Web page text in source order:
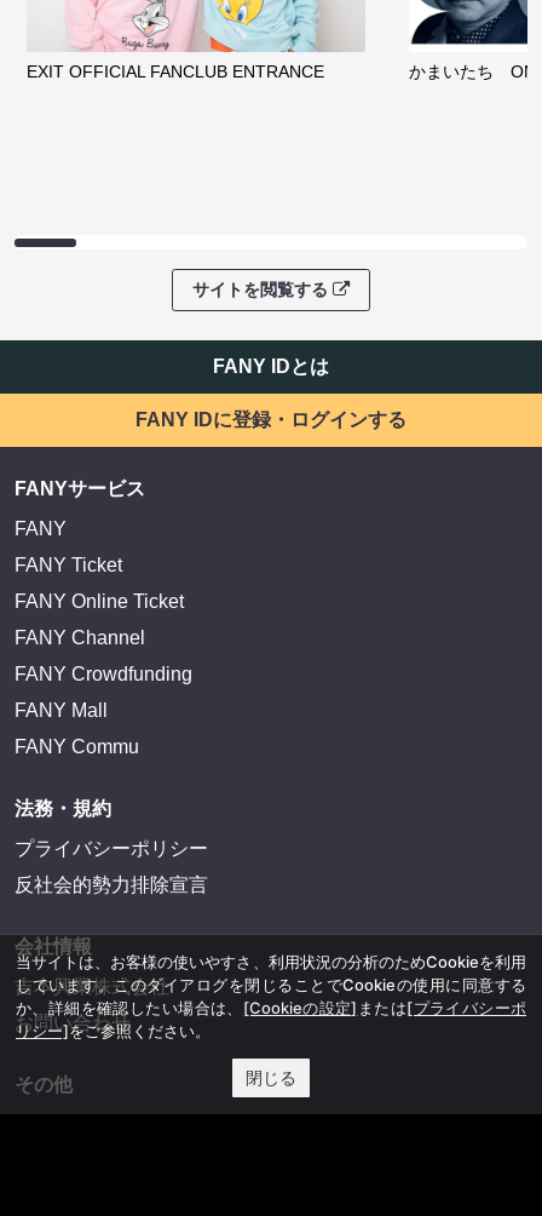
EXIT OFFICIAL FANCLUB ENTRANCE かまいたち
サイトを閲覧する
FANY IDとは
FANY IDに登録・ログインする
FANYサービス
FANY
FANY Ticket
FANY Online Ticket
FANY Channel
FANY Crowdfunding
FANY Mall
FANY Commu
法務・規約
プライバシーポリシー
反社会的勢力排除宣言
会社情報
吉本興業株式会社
お問い合わせ
その他
当サイトは、お客様の使いやすさ、利用状況の分析のためCookieを利用
しています。このダイアログを閉じることでCookieの使用に同意する
か、詳細を確認したい場合は、 [Cookieの設定] または[プライバシーポ
リシー]をご参照ください。
閉じる